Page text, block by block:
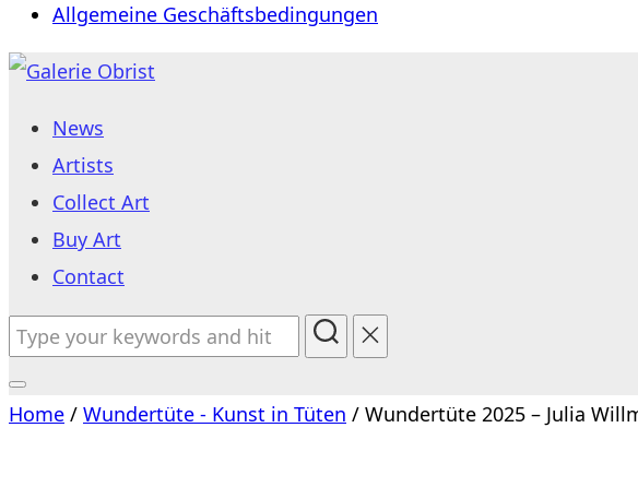
Allgemeine Geschäftsbedingungen
Skip
content
News
Artists
Collect Art
Buy Art
Contact
Search
Toggle
Home / Wundertüte - Kunst in Tüten / Wundertüte 2025 – Julia